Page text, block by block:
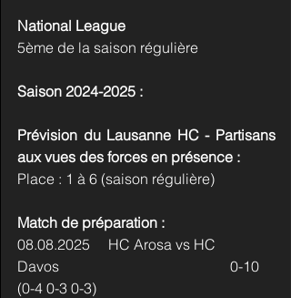
National League
5ème de la saison régulière
Saison 2024-2025 :
Prévision du Lausanne HC - Partisans
aux vues des forces en présence :
Place : 1 à 6 (saison régulière)
Match de préparation :
08.08.2025     HC Arosa vs HC
Davos                                               0-10
(0-4 0-3 0-3)